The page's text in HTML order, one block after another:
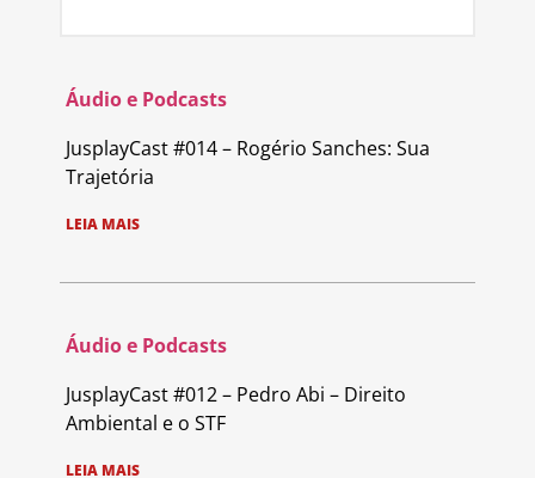
Áudio e Podcasts
JusplayCast #014 – Rogério Sanches: Sua
Trajetória
LEIA MAIS
Áudio e Podcasts
JusplayCast #012 – Pedro Abi – Direito
Ambiental e o STF
LEIA MAIS